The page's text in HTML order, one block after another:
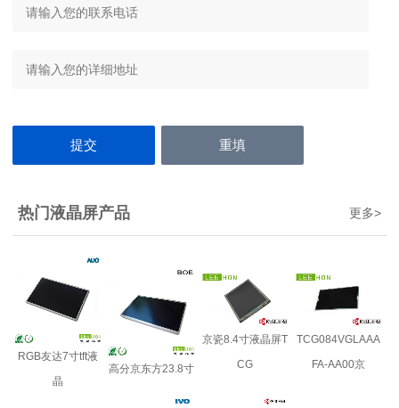
更多>
热门液晶屏产品
RGB友达7寸tft液
晶
高分京东方23.8寸
京瓷8.4寸液晶屏T
CG
TCG084VGLAAA
FA-AA00京